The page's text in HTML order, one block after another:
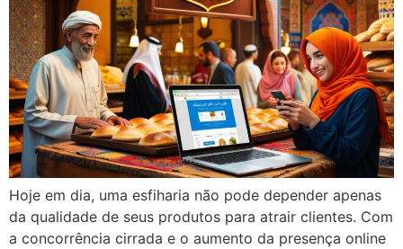
Hoje em dia, uma esfiharia não pode depender apenas
da qualidade de seus produtos para atrair clientes. Com
a concorrência cirrada e o aumento da presença online